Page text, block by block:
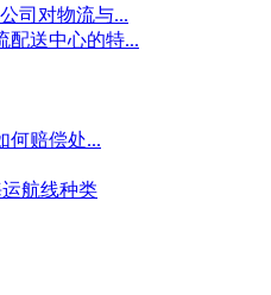
司对物流与...
配送中心的特...
何赔偿处...
航线种类